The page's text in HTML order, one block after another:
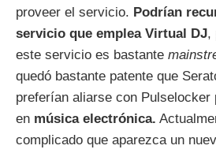
proveer el servicio. Podrían
servicio que emplea Virtual DJ,
este servicio es bastante
quedó bastante patente que
preferían aliarse con Pulselocker
en música electrónica.
complicado que aparezca un